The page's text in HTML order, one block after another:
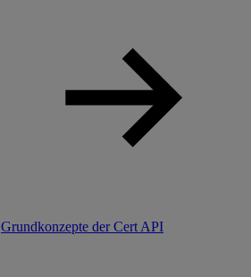
Grundkonzepte der Cert API